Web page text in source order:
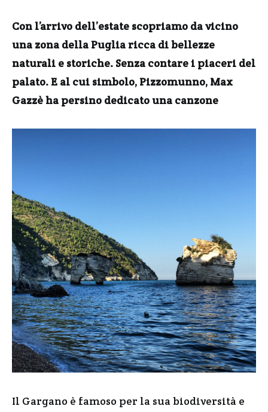
Con l’arrivo dell’estate scopriamo da vicino
una zona della Puglia ricca di bellezze
naturali e storiche. Senza contare i piaceri del
palato. E al cui simbolo, Pizzomunno, Max
Gazzè ha persino dedicato una canzone
Il Gargano è famoso per la sua biodiversità e